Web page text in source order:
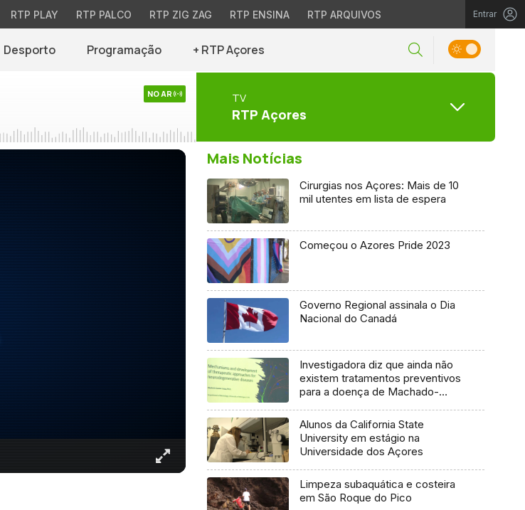
RTP PLAY RTP PALCO RTP ZIG ZAG RTP ENSINA RTP ARQUIVOS Entrar
Desporto Programação + RTP Açores
NO AR TV
RTP Açores
Mais Notícias
Cirurgias nos Açores: Mais de 10
mil utentes em lista de espera
Começou o Azores Pride 2023
Governo Regional assinala o Dia
Nacional do Canadá
Investigadora diz que ainda não
existem tratamentos preventivos
para a doença de Machado-
Alunos da California State
University em estágio na
Universidade dos Açores
Limpeza subaquática e costeira
em São Roque do Pico